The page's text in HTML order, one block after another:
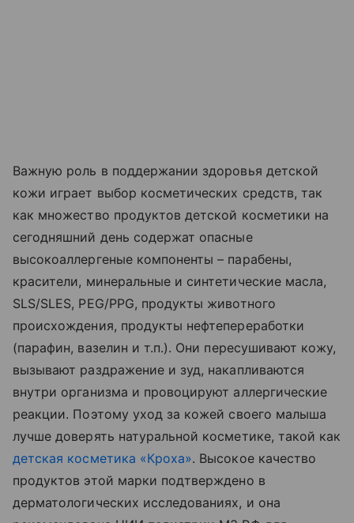
Важную роль в поддержании здоровья детской
кожи играет выбор косметических средств, так
как множество продуктов детской косметики на
сегодняшний день содержат опасные
высокоаллергеные компоненты – парабены,
красители, минеральные и синтетические масла,
SLS/SLES, PEG/PPG, продукты животного
происхождения, продукты нефтепереработки
(парафин, вазелин и т.п.). Они пересушивают кожу,
вызывают раздражение и зуд, накапливаются
внутри организма и провоцируют аллергические
реакции. Поэтому уход за кожей своего малыша
лучше доверять натуральной косметике, такой как
детская косметика «Кроха». Высокое качество
продуктов этой марки подтверждено в
дерматологических исследованиях, и она